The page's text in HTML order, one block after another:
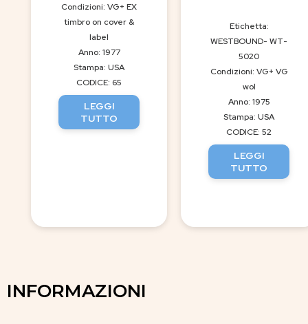
Condizioni: VG+ EX
timbro on cover &
label
Anno: 1977
Stampa: USA
CODICE: 65
LEGGI
TUTTO
Etichetta:
WESTBOUND- WT-
5020
Condizioni: VG+ VG
wol
Anno: 1975
Stampa: USA
CODICE: 52
LEGGI
TUTTO
INFORMAZIONI